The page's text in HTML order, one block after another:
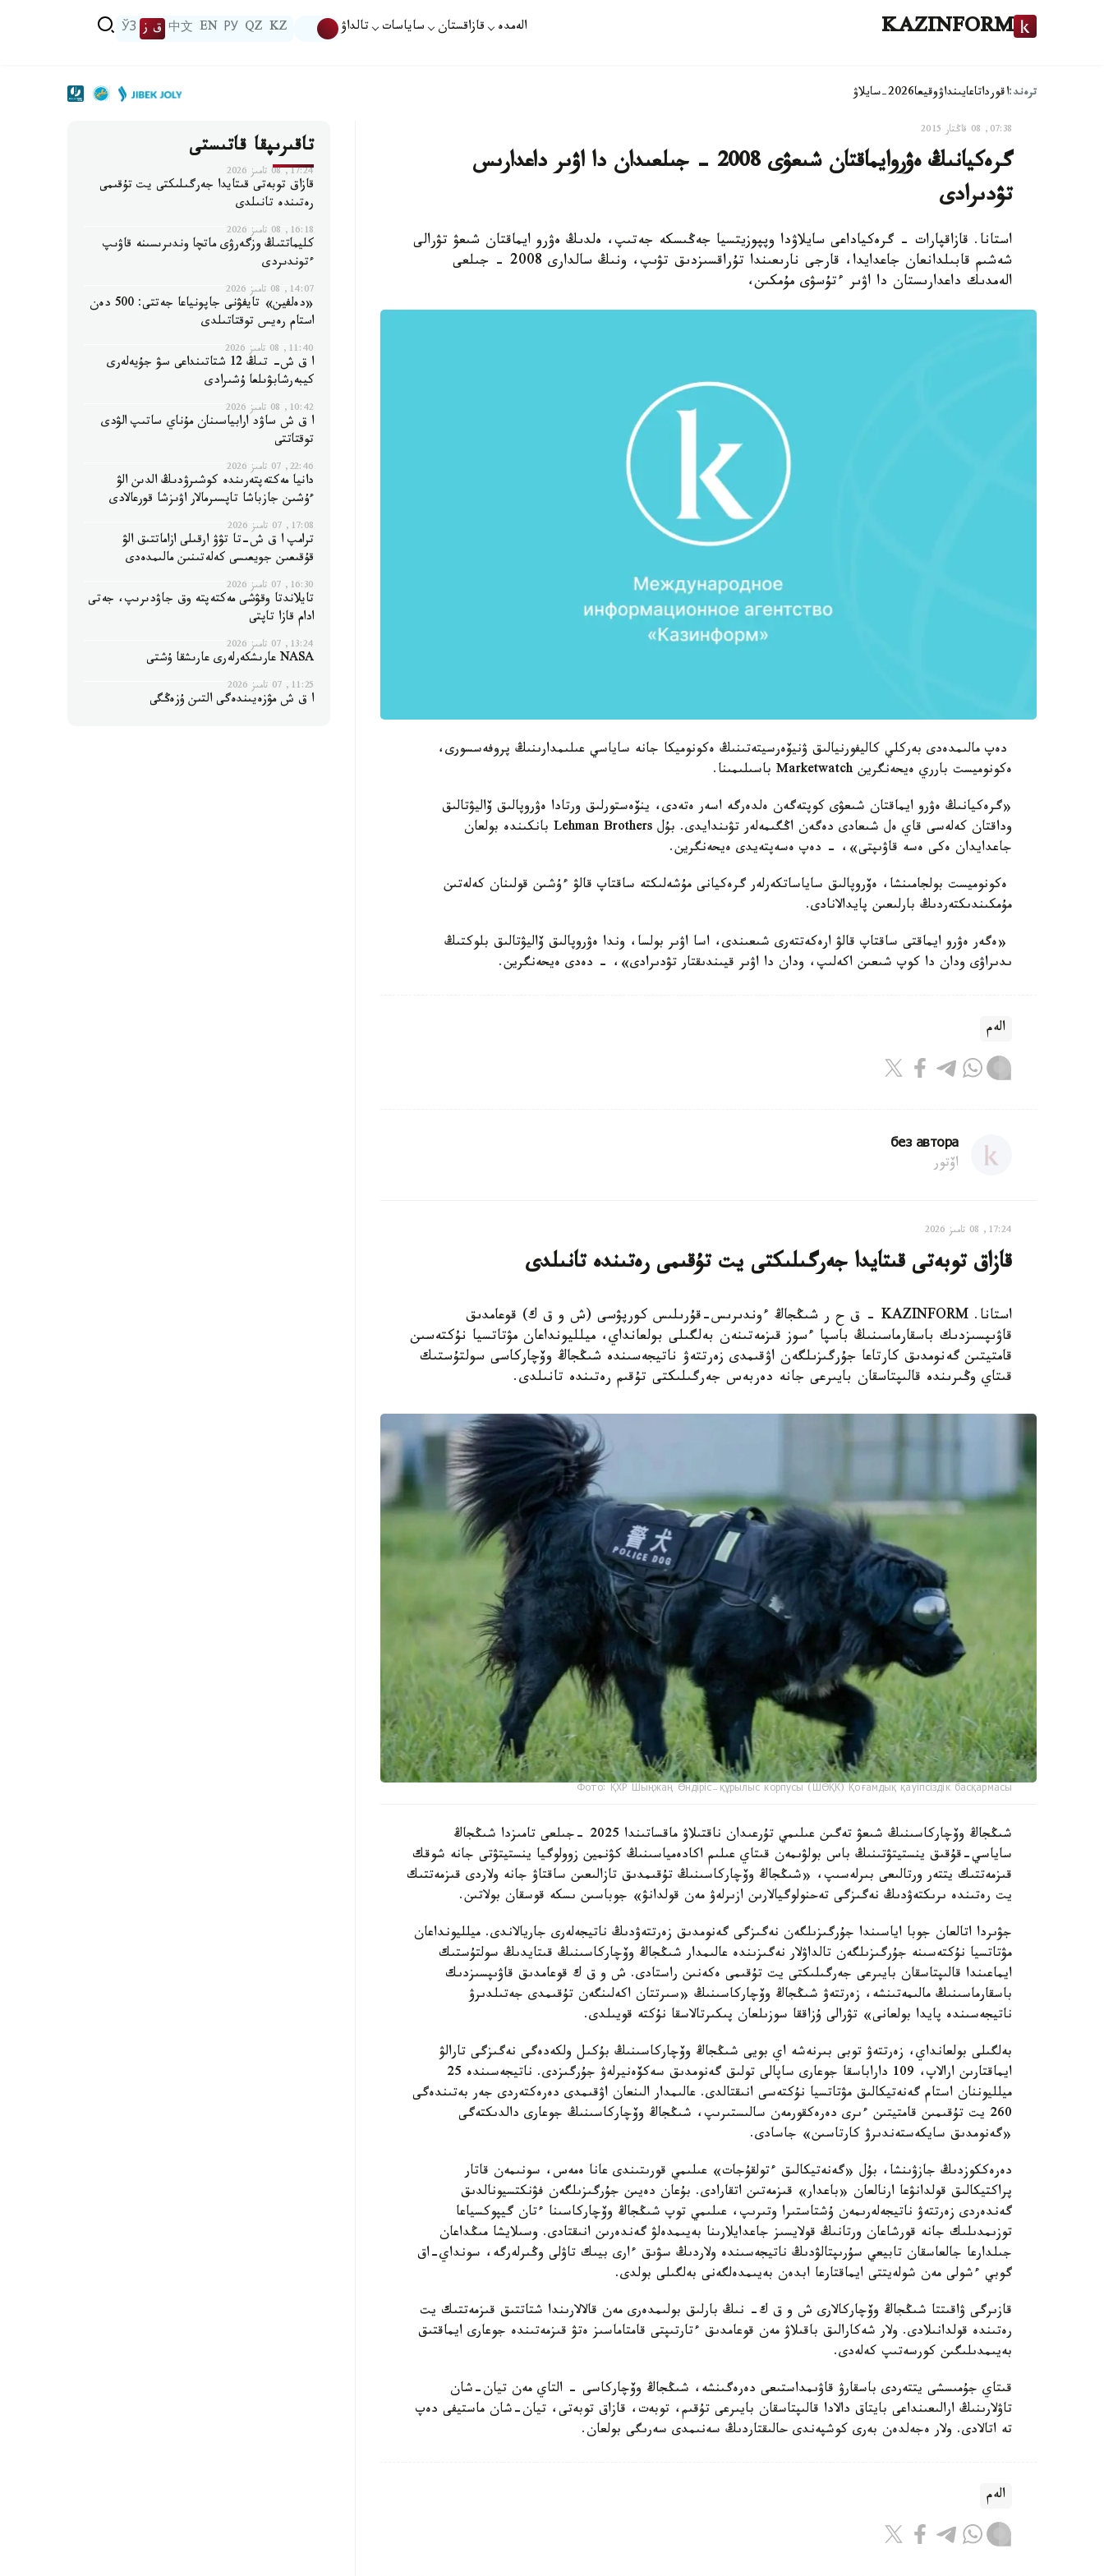
KAZINFORM الەمدە قازاقستان ساياسات تالداۋ KZ
QZ
РУ
EN
中文 ق ز ЎЗ
ترەند:اقورداتاعايىنداۋوقيعا2026-سايلاۋ
07:38, 08 قاڭتار 2015
گرەكيانىڭ ەۋروايماقتان شىعۋى 2008 - جىلعىدان دا اۋىر داعدارىس
تۋدىرادى
استانا. قازاقپارات - گرەكياداعى سايلاۋدا وپپوزيتسيا جەڭىسكە جەتىپ، ەلدىڭ ەۋرو ايماقتان شىعۋ تۋرالى
شەشىم قابىلدانعان جاعدايدا، قارجى نارىعىندا تۇراقسىزدىق تۋىپ، ونىڭ سالدارى 2008 - جىلعى
الەمدىك داعدارىستان دا اۋىر ءتۇسۋى مۇمكىن،
دەپ مالىمدەدى بەركلي كاليفورنيالىق ۋنيۆەرسيتەتىنىڭ ەكونوميكا جانە ساياسي عىلىمدارىنىڭ پروفەسسورى،
ەكونوميست بارري ەيحەنگرين Marketwatch باسىلىمىنا.
«گرەكيانىڭ ەۋرو ايماقتان شىعۋى كوپتەگەن ەلدەرگە اسەر ەتەدى، ينۆەستورلىق ورتادا ەۋروپالىق ۆاليۋتالىق
وداقتان كەلەسى قاي ەل شىعادى دەگەن اڭگىمەلەر تۋىندايدى. بۇل Lehman Brothers بانكىندە بولعان
جاعدايدان ەكى ەسە قاۋىپتى»، - دەپ ەسەپتەيدى ەيحەنگرين.
ەكونوميست بولجامىنشا، ەۆروپالىق ساياساتكەرلەر گرەكيانى مۇشەلىكتە ساقتاپ قالۋ ءۇشىن قولىنان كەلەتىن
مۇمكىندىكتەردىڭ بارلىعىن پايدالانادى.
«ەگەر ەۋرو ايماقتى ساقتاپ قالۋ ارەكەتتەرى شىعىندى، اسا اۋىر بولسا، وندا ەۋروپالىق ۆاليۋتالىق بلوكتىڭ
ىدىراۋى ودان دا كوپ شىعىن اكەلىپ، ودان دا اۋىر قيىندىقتار تۋدىرادى»، - دەدى ەيحەنگرين.
الەم
без автора
اۆتور
17:24, 08 تامىز 2026
قازاق توبەتى قىتايدا جەرگىلىكتى يت تۇقىمى رەتىندە تانىلدى
استانا. KAZINFORM – ق ح ر شىڭجاڭ ءوندىرىس-قۇرىلىس كورپۋسى (ش و ق ك) قوعامدىق
قاۋىپسىزدىك باسقارماسىنىڭ باسپا ءسوز قىزمەتىنەن بەلگىلى بولعانداي، ميلليونداعان مۋتاتسيا نۇكتەسىن
قامتيتىن گەنومدىق كارتاعا جۇرگىزىلگەن اۋقىمدى زەرتتەۋ ناتيجەسىندە شىڭجاڭ وۆچاركاسى سولتۇستىك
قىتاي وڭىرىندە قالىپتاسقان بايىرعى جانە دەربەس جەرگىلىكتى تۇقىم رەتىندە تانىلدى.
Фото: ҚХР Шыңжаң Өндіріс-құрылыс корпусы (ШӨҚК) Қоғамдық қауіпсіздік басқармасы
شىڭجاڭ وۆچاركاسىنىڭ شىعۋ تەگىن عىلىمي تۇرعىدان ناقتىلاۋ ماقساتىندا 2025 -جىلعى تامىزدا شىڭجاڭ
ساياسي-قۇقىق ينستيتۋتىنىڭ باس بولۋىمەن قىتاي عىلىم اكادەمياسىنىڭ كۋنمين زوولوگيا ينستيتۋتى جانە شوقك
قىزمەتتىك يتتەر ورتالىعى بىرلەسىپ، «شىڭجاڭ وۆچاركاسىنىڭ تۇقىمدىق تازالىعىن ساقتاۋ جانە ولاردى قىزمەتتىك
يت رەتىندە ىرىكتەۋدىڭ نەگىزگى تەحنولوگيالارىن ازىرلەۋ مەن قولدانۋ» جوباسىن ىسكە قوسقان بولاتىن.
جۋىردا اتالعان جوبا اياسىندا جۇرگىزىلگەن نەگىزگى گەنومدىق زەرتتەۋدىڭ ناتيجەلەرى جاريالاندى. ميلليونداعان
مۋتاتسيا نۇكتەسىنە جۇرگىزىلگەن تالداۋلار نەگىزىندە عالىمدار شىڭجاڭ وۆچاركاسىنىڭ قىتايدىڭ سولتۇستىك
ايماعىندا قالىپتاسقان بايىرعى جەرگىلىكتى يت تۇقىمى ەكەنىن راستادى. ش و ق ك قوعامدىق قاۋىپسىزدىك
باسقارماسىنىڭ مالىمەتىنشە، زەرتتەۋ شىڭجاڭ وۆچاركاسىنىڭ «سىرتتان اكەلىنگەن تۇقىمدى جەتىلدىرۋ
ناتيجەسىندە پايدا بولعانى» تۋرالى ۇزاققا سوزىلعان پىكىرتالاسقا نۇكتە قويىلدى.
بەلگىلى بولعانداي، زەرتتەۋ توبى بىرنەشە اي بويى شىڭجاڭ وۆچاركاسىنىڭ بۇكىل ولكەدەگى نەگىزگى تارالۋ
ايماقتارىن ارالاپ، 109 داراباسقا جوعارى ساپالى تولىق گەنومدىق سەكۆەنيرلەۋ جۇرگىزدى. ناتيجەسىندە 25
ميلليوننان استام گەنەتيكالىق مۋتاتسيا نۇكتەسى انىقتالدى. عالىمدار الىنعان اۋقىمدى دەرەكتەردى جەر بەتىندەگى
260 يت تۇقىمىن قامتيتىن ءىرى دەرەكقورمەن سالىستىرىپ، شىڭجاڭ وۆچاركاسىنىڭ جوعارى دالدىكتەگى
«گەنومدىق سايكەستەندىرۋ كارتاسىن» جاسادى.
دەرەككوزدىڭ جازۋىنشا، بۇل «گەنەتيكالىق ءتولقۇجات» عىلىمي قورىتىندى عانا ەمەس، سونىمەن قاتار
پراكتيكالىق قولدانۋعا ارنالعان «باعدار» قىزمەتىن اتقارادى. بۇعان دەيىن جۇرگىزىلگەن فۋنكتسيونالدىق
گەندەردى زەرتتەۋ ناتيجەلەرىمەن ۇشتاستىرا وتىرىپ، عىلىمي توپ شىڭجاڭ وۆچاركاسىنا ءتان گيپوكسياعا
توزىمدىلىك جانە قورشاعان ورتانىڭ قولايسىز جاعدايلارىنا بەيىمدەلۋ گەندەرىن انىقتادى. وسىلايشا مىڭداعان
جىلدارعا جالعاسقان تابيعي سۇرىپتالۋدىڭ ناتيجەسىندە ولاردىڭ سۋىق ءارى بيىك تاۋلى وڭىرلەرگە، سونداي-اق
گوبي ءشولى مەن شولەيتتى ايماقتارعا ابدەن بەيىمدەلگەنى بەلگىلى بولدى.
قازىرگى ۋاقىتتا شىڭجاڭ وۆچاركالارى ش و ق ك- نىڭ بارلىق بولىمدەرى مەن قالالارىندا شتاتتىق قىزمەتتىك يت
رەتىندە قولدانىلادى. ولار شەكارالىق باقىلاۋ مەن قوعامدىق ءتارتىپتى قامتاماسىز ەتۋ قىزمەتىندە جوعارى ايماقتىق
بەيىمدىلىگىن كورسەتىپ كەلەدى.
قىتاي جۇمىسشى يتتەردى باسقارۋ قاۋىمداستىعى دەرەگىنشە، شىڭجاڭ وۆچاركاسى - التاي مەن تيان-شان
تاۋلارىنىڭ ارالىعىنداعى بايتاق دالادا قالىپتاسقان بايىرعى تۇقىم، توبەت، قازاق توبەتى، تيان-شان ماستيفى دەپ
تە اتالادى. ولار ەجەلدەن بەرى كوشپەندى حالىقتاردىڭ سەنىمدى سەرىگى بولعان.
الەم
تاقىرىپقا قاتىستى
17:24, 08 تامىز 2026
قازاق توبەتى قىتايدا جەرگىلىكتى يت تۇقىمى
رەتىندە تانىلدى
16:18, 08 تامىز 2026
كليماتتىڭ وزگەرۋى ماتچا وندىرىسىنە قاۋىپ
ءتوندىردى
14:07, 08 تامىز 2026
«دەلفين» تايفۋنى جاپونياعا جەتتى: 500 دەن
استام رەيس توقتاتىلدى
11:40, 08 تامىز 2026
ا ق ش- تىڭ 12 شتاتىنداعى سۋ جۇيەلەرى
كيبەرشابۋىلعا ۇشىرادى
10:42, 08 تامىز 2026
ا ق ش ساۋد ارابياسىنان مۇناي ساتىپ الۋدى
توقتاتتى
22:46, 07 تامىز 2026
دانيا مەكتەپتەرىندە كوشىرۋدىڭ الدىن الۋ
ءۇشىن جازباشا تاپسىرمالار اۋىزشا قورعالادى
17:08, 07 تامىز 2026
ترامپ ا ق ش-تا تۋۋ ارقىلى ازاماتتىق الۋ
قۇقىعىن جويعىسى كەلەتىنىن مالىمدەدى
16:30, 07 تامىز 2026
تايلاندتا وقۋشى مەكتەپتە وق جاۋدىرىپ، جەتى
ادام قازا تاپتى
13:24, 07 تامىز 2026
NASA عارىشكەرلەرى عارىشقا ۇشتى
11:25, 07 تامىز 2026
ا ق ش مۋزەيىندەگى التىن ۇزەڭگى